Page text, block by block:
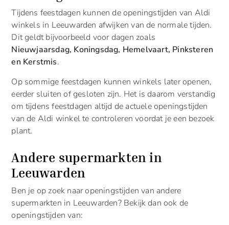
Tijdens feestdagen kunnen de openingstijden van Aldi
winkels in Leeuwarden afwijken van de normale tijden.
Dit geldt bijvoorbeeld voor dagen zoals
Nieuwjaarsdag, Koningsdag, Hemelvaart, Pinksteren
en Kerstmis.
Op sommige feestdagen kunnen winkels later openen,
eerder sluiten of gesloten zijn. Het is daarom verstandig
om tijdens feestdagen altijd de actuele openingstijden
van de Aldi winkel te controleren voordat je een bezoek
plant.
Andere supermarkten in
Leeuwarden
Ben je op zoek naar openingstijden van andere
supermarkten in Leeuwarden? Bekijk dan ook de
openingstijden van: